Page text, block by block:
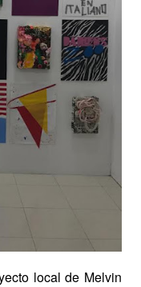
local de Melvin